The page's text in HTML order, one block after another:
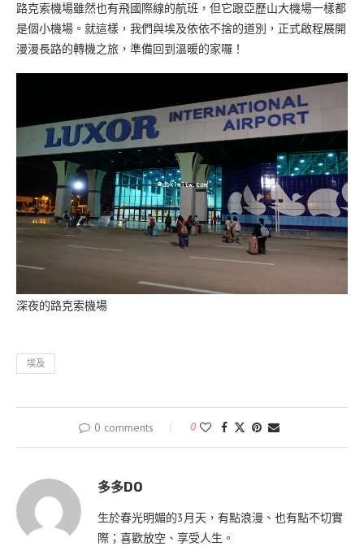
路克索機場雖然也有飛國際線的航班，但它跟亞歷山大機場一樣都
是個小機場。就這樣，我們與埃及依依不捨的道別，正式啟程展開
漫漫長路的轉機之旅，準備回到溫暖的家囉！
深夜的路克索機場
埃及
0 comments 0
多多DO
生於春光明媚的3月天，有點浪漫、也有點不切實
際；喜歡放空、享受人生。